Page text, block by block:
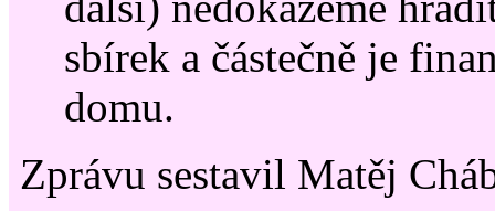
sbírek a částečně je
domu.
Zprávu sestavil Matěj